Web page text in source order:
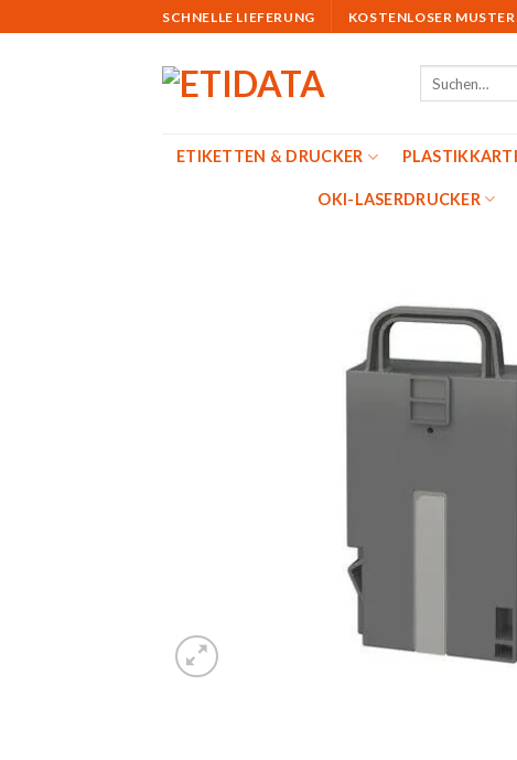
to
SCHNELLE LIEFERUNG KOSTENLOSER
ETIKETTEN & DRUCKER
OKI-LASERDRUCKER